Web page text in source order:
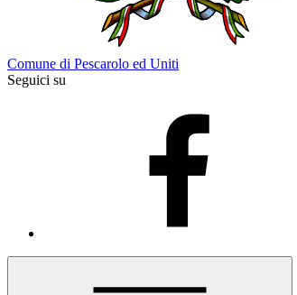
Comune di Pescarolo ed Uniti
Seguici su